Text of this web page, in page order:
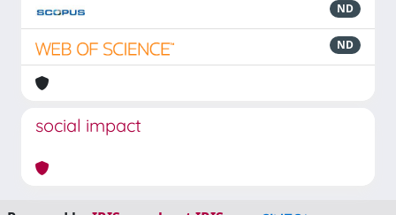
ND
ND
social impact